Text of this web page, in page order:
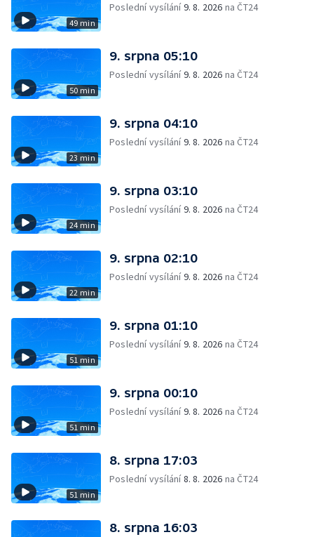
49 min
Poslední vysílání9. 8. 2026 na ČT24
50 min
9. srpna 05:10
Poslední vysílání9. 8. 2026 na ČT24
23 min
9. srpna 04:10
Poslední vysílání9. 8. 2026 na ČT24
24 min
9. srpna 03:10
Poslední vysílání9. 8. 2026 na ČT24
22 min
9. srpna 02:10
Poslední vysílání9. 8. 2026 na ČT24
51 min
9. srpna 01:10
Poslední vysílání9. 8. 2026 na ČT24
51 min
9. srpna 00:10
Poslední vysílání9. 8. 2026 na ČT24
51 min
8. srpna 17:03
Poslední vysílání8. 8. 2026 na ČT24
8. srpna 16:03